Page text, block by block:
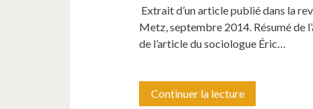
Extrait d’un article publié dans la
Metz, septembre 2014. Résumé
de l’article du sociologue Éric…
Continuer la lectureRéponse